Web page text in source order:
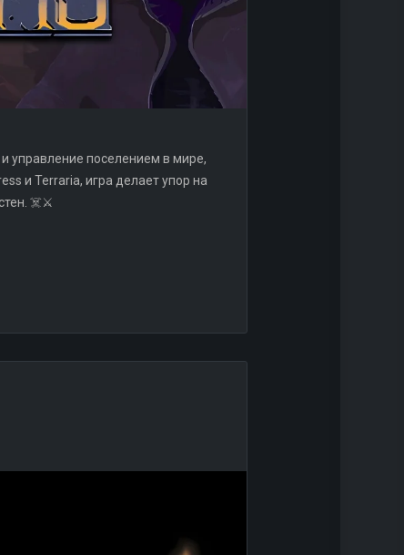
управление поселением в мире,
и Terraria, игра делает упор на
☠️⚔️